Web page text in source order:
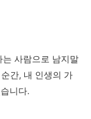
사람으로 남지말
간, 내 인생의 가
니다.